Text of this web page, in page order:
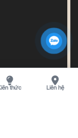
thức Liên hệ